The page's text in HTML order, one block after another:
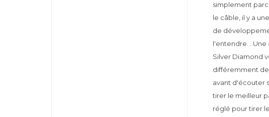
simplement
le câble, il y a
de
l'entendre. .
Silver Diamond
différemment
avant d'écouter
tirer le meilleur
réglé pour tirer